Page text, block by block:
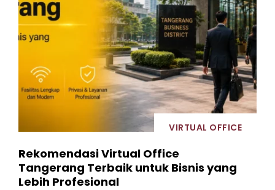
VIRTUAL OFFICE
Rekomendasi Virtual Office
Tangerang Terbaik untuk Bisnis yang
Lebih Profesional